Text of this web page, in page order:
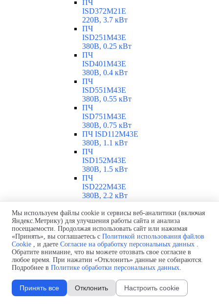
ПЧ
ISD372M21E
220В, 3.7 кВт
ПЧ
ISD251M43E
380В, 0.25 кВт
ПЧ
ISD401M43E
380В, 0.4 кВт
ПЧ
ISD551M43E
380В, 0.55 кВт
ПЧ
ISD751M43E
380В, 0.75 кВт
ПЧ ISD112M43E
380В, 1.1 кВт
ПЧ
ISD152M43E
380В, 1.5 кВт
ПЧ
ISD222M43E
380В, 2.2 кВт
ISD302M43E
380В, 3 кВт
ПЧ
ISD402M43E
380В, 4 кВт
ПЧ
ISD552M43E
ISD752M43E
Мы используем файлы cookie и сервисы веб-аналитики (включая
Яндекс.Метрику) для улучшения работы сайта и анализа
посещаемости. Продолжая использовать сайт или нажимая
«Принять», вы соглашаетесь с Политикой использования файлов
Cookie , и даете Согласие на обработку персональных данных .
Обратите внимание, что вы можете отозвать свое согласие в
любое время. При нажатии «Отклонить» данные не собираются.
Подробнее в Политике обработки персональных данных.
Принять все Отклонить Настроить cookie